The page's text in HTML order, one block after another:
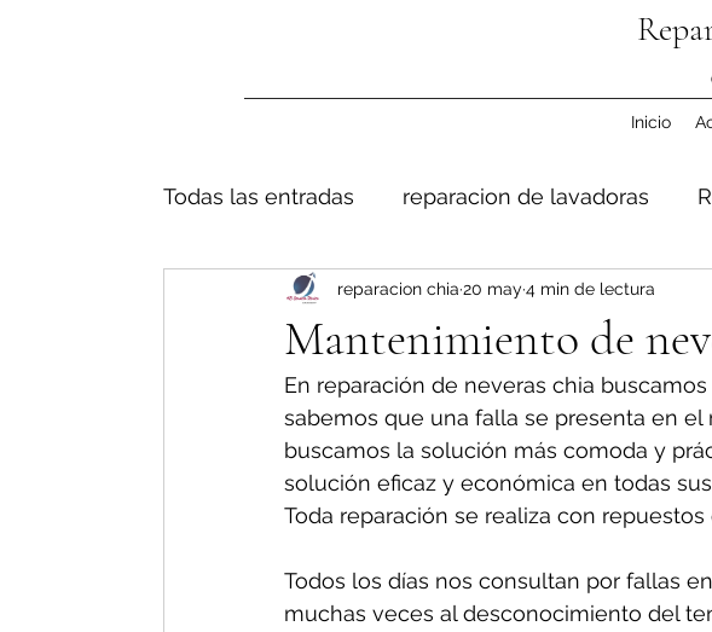
Inicio
Todas las entradas reparacion de lavadoras
Mantenimiento de
reparacion chia 20 may 4 min de lectura
En reparación de neveras chia
sabemos que una falla se presenta en
buscamos la solución más comoda y
solución eficaz y económica en todas
Toda reparación se realiza con repuestos
Todos los días nos consultan por fallas
muchas veces al desconocimiento del